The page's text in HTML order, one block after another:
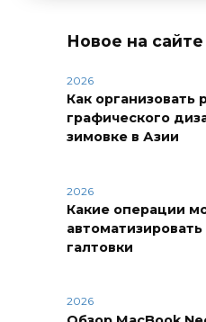
Новое на сайте
2026
Как организовать
графического
зимовке в Азии
2026
Какие операции
галтовки
2026